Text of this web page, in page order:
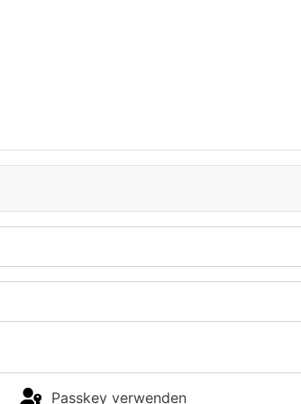
Passkey verwenden